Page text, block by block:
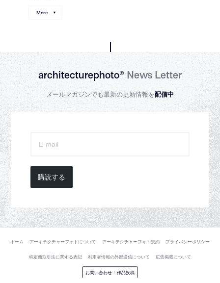
More
architecturephoto®News Letter
メールマガジンでも最新の更新情報を配信中
購読する
ホーム アーキテクチャーフォトについて アーキテクチャーフォト規約 プライバシーポリシー
特定商取引法に関する表記 利用者情報の外部送信について 広告掲載について
お問い合わせ / 作品投稿